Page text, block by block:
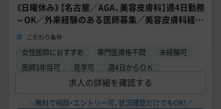
《日曜休み》【名古屋／AGA、美容皮膚科】週4日勤務
～OK／外来経験のある医師募集／美容皮膚科経験
者歓迎／年間休日120日以上
こだわり条件
女性医師におすすめ 専門医資格不問
未経験可
医師3年目可
見学可 週4日からＯＫ
求人の詳細を確認する
＼無料で相談・エントリー可、状況確認だけでもOK!／